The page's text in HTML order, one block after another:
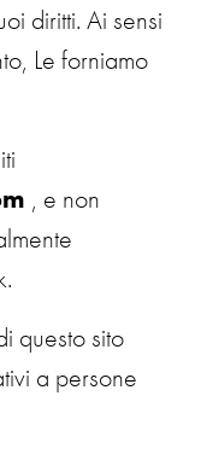
diritti. Ai sensi
Le forniamo
, e non
questo sito
a persone